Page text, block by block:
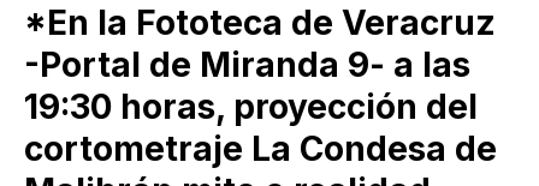
*En la Fototeca de Veracruz
-Portal de Miranda 9- a las
19:30 horas, proyección del
cortometraje La Condesa de